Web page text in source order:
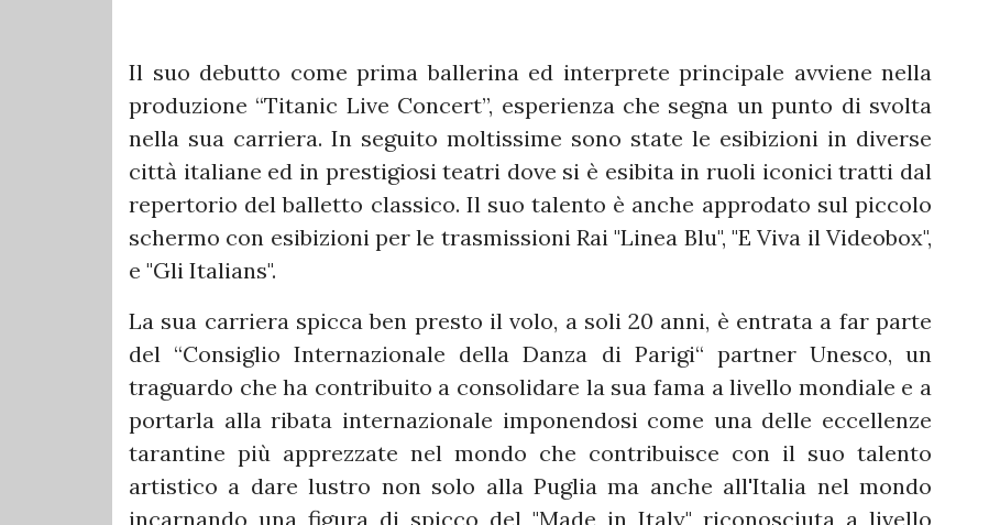
Il suo debutto come prima ballerina ed interprete principale avviene nella
produzione “Titanic Live Concert”, esperienza che segna un punto di svolta
nella sua carriera. In seguito moltissime sono state le esibizioni in diverse
città italiane ed in prestigiosi teatri dove si è esibita in ruoli iconici tratti dal
repertorio del balletto classico. Il suo talento è anche approdato sul piccolo
schermo con esibizioni per le trasmissioni Rai "Linea Blu", "E Viva il Videobox",
e "Gli Italians".
La sua carriera spicca ben presto il volo, a soli 20 anni, è entrata a far parte
del “Consiglio Internazionale della Danza di Parigi“ partner Unesco, un
traguardo che ha contribuito a consolidare la sua fama a livello mondiale e a
portarla alla ribata internazionale imponendosi come una delle eccellenze
tarantine più apprezzate nel mondo che contribuisce con il suo talento
artistico a dare lustro non solo alla Puglia ma anche all'Italia nel mondo
incarnando una figura di spicco del "Made in Italy" riconosciuta a livello